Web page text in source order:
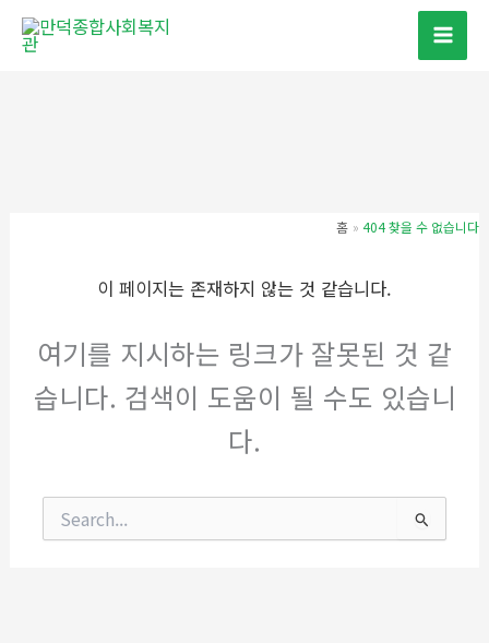
홈 404 찾을 수 없습니다
이 페이지는 존재하지 않는 것 같습니다.
여기를 지시하는 링크가 잘못된 것 같
습니다. 검색이 도움이 될 수도 있습니
다.